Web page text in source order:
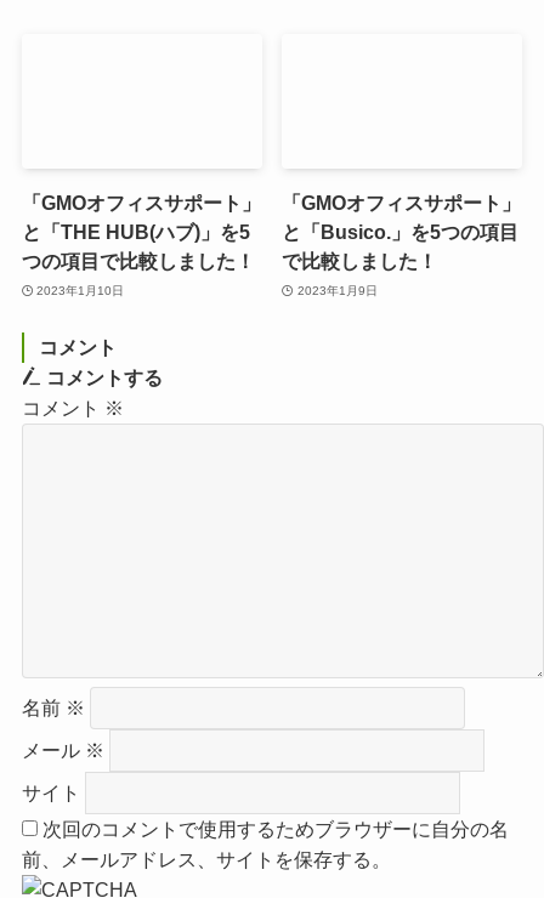
「GMOオフィスサポート」
と「THE HUB(ハブ)」を5
つの項目で比較しました！
2023年1月10日
「GMOオフィスサポート」
と「Busico.」を5つの項目
で比較しました！
2023年1月9日
コメント
コメントする
コメント ※
名前 ※
メール ※
サイト
次回のコメントで使用するためブラウザーに自分の名
前、メールアドレス、サイトを保存する。